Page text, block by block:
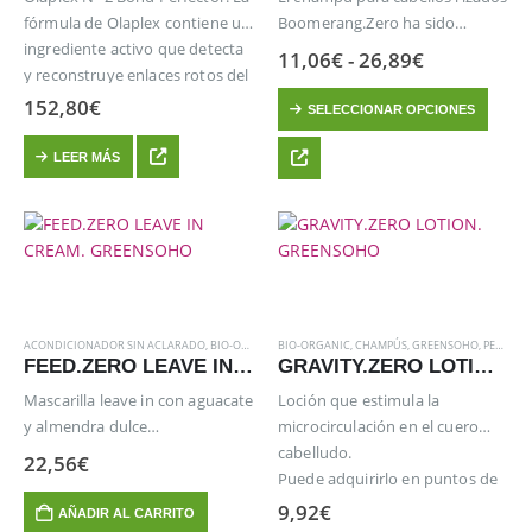
fórmula de Olaplex contiene un
ingrediente activo que detecta
y reconstruye enlaces rotos del
cabello
demandado en las peluquerías.
152,80€
LEER MÁS
Boomerang.Zero ha sido
desarrollado con ingredientes
provenientes de la naturaleza,
específicamente desarrollado
para tratar los cabellos rizados
y ondulados. Este tipo de
cabellos requieren un…
11,06€-26,89€Rango
precios:
desde
11,06€
SELECCIONAR OPCIONES
Este
producto
tiene
múltiples
Las
opciones
en
ACONDICIONADOR SIN ACLARADO BIO-ORGANIC ,GREENSOHO ,MASCARILLAS,PELUQUERIA
FEED.ZERO LEAVE IN CREAM. GREENSOHO
Mascarilla leave in con aguacate
y almendra dulce
Puede adquirirlo en puntos de
venta oficiales. Llámenos para
más información.
22,56€
AÑADIR AL CARRITO
BIO-ORGANIC CHAMPÚS GREENSOHO PELUQUERIA
GRAVITY.ZERO LOTION. GREENSOHO
Loción que estimula la
microcirculación en el cuero
cabelludo.
Puede adquirirlo en puntos de
venta oficiales. Llámenos para
9,92€